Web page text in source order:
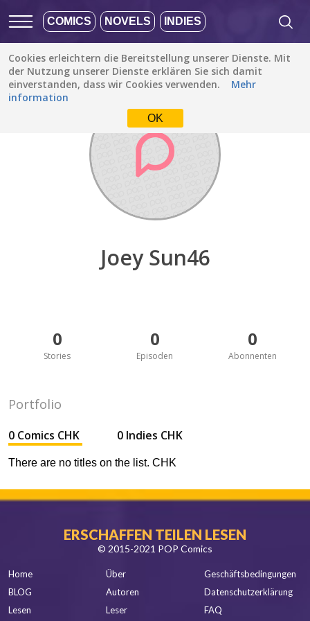
COMICS NOVELS INDIES
Cookies erleichtern die Bereitstellung unserer Dienste. Mit
der Nutzung unserer Dienste erklären Sie sich damit
einverstanden, dass wir Cookies verwenden.
Mehr
information
OK
Entdecken / Joey Sun46
Joey Sun46
0
Stories
0
Episoden
0
Abonnenten
Portfolio
0 Comics CHK 0 Indies CHK
There are no titles on the list. CHK
ERSCHAFFEN TEILEN LESEN
© 2015-2021 POP Comics
Home
BLOG
Lesen
Über
Autoren
Leser
Geschäftsbedingungen
Datenschutzerklärung
FAQ